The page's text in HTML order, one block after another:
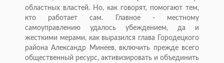
областных властей. Но, как говорят, помогают тем,
кто работает сам. Главное - местному
самоуправлению удалось убеждением, да и
жесткими мерами, как выразился глава Городецкого
района Александр Минеев, включить прежде всего
общественный ресурс, активизировать и объединить